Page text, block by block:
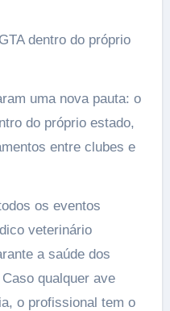
dentro do próprio
uma nova pauta: o
do próprio estado,
entre clubes e
os eventos
veterinário
a saúde dos
qualquer ave
o profissional tem o